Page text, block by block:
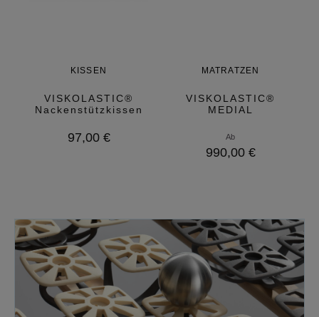
KISSEN
VISKOLASTIC®
Nackenstützkissen
97,00 €
Variante
auswählen
MATRATZEN
VISKOLASTIC®
MEDIAL
Ab
990,00 €
Variante
auswählen